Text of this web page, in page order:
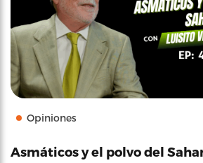
Opiniones
Asmáticos y el polvo del